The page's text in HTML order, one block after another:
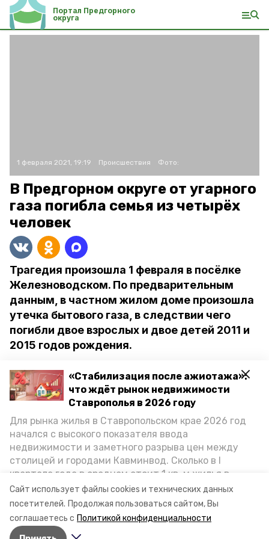
Сайт использует файлы cookies и технических данных
посетителей. Продолжая пользоваться сайтом, Вы
соглашаетесь с Политикой конфиденциальности
«Стабилизация после ажиотажа»:
что ждёт рынок недвижимости
Ставрополья в 2026 году
Для рынка жилья в Ставропольском крае 2026 год
начался с высокого показателя ввода
недвижимости и заметного разрыва цен между
столицей и городами Кавминвод. Сколько в I
квартале года в среднем стоит 1 кв. м жилья в
городах и округах региона, как изменился спрос на
первичку и вторичку, какова себестоимость
стройки собственного жилья в этом году и какие
прогнозы о стоимости квадратных метров дают
Портал Предгорного
округа
1 февраля 2021, 19:19 Происшествия Фото:
В Предгорном округе от угарного
газа погибла семья из четырёх
человек
Трагедия произошла 1 февраля в посёлке
Железноводском. По предварительным
данным, в частном жилом доме произошла
утечка бытового газа, в следствии чего
погибли двое взрослых и двое детей 2011 и
2015 годов рождения.
На место происшествия прибыли
криминалисты, которые осматривают
домовладение и проводят
следственные действия. В СУ СКР по
Ставропольскому краю сообщили, что
по факту происшествия возбудили
уголовное дело о причинении смерти по
неосторожности. Расследование
продолжается.